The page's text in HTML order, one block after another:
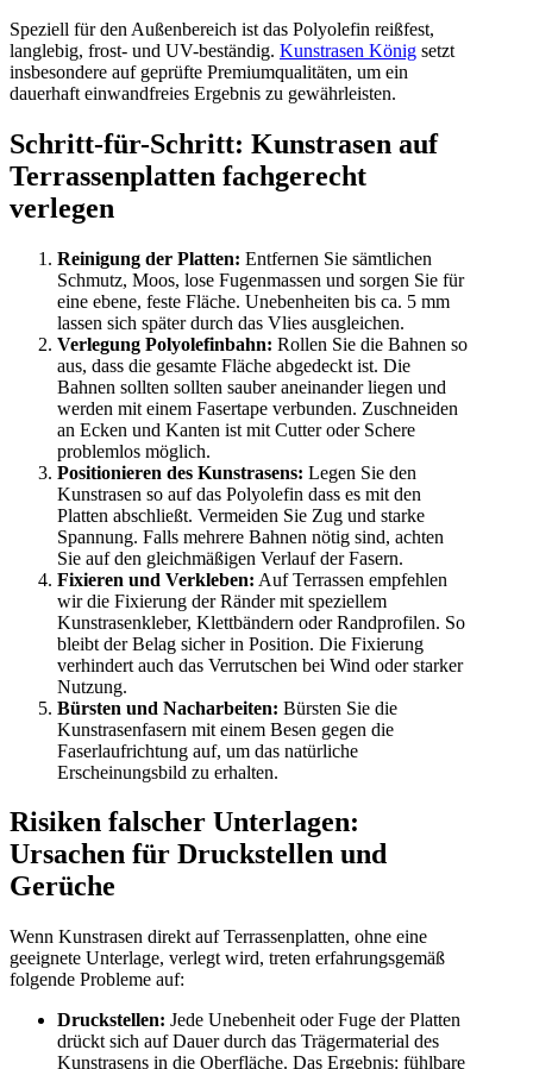
Speziell für den Außenbereich ist das Polyolefin reißfest,
langlebig, frost- und UV-beständig. Kunstrasen König setzt
insbesondere auf geprüfte Premiumqualitäten, um ein
dauerhaft einwandfreies Ergebnis zu gewährleisten.
Schritt-für-Schritt: Kunstrasen auf
Terrassenplatten fachgerecht
verlegen
Reinigung der Platten: Entfernen Sie sämtlichen
Schmutz, Moos, lose Fugenmassen und sorgen Sie für
eine ebene, feste Fläche. Unebenheiten bis ca. 5 mm
lassen sich später durch das Vlies ausgleichen.
Verlegung Polyolefinbahn: Rollen Sie die Bahnen so
aus, dass die gesamte Fläche abgedeckt ist. Die
Bahnen sollten sollten sauber aneinander liegen und
werden mit einem Fasertape verbunden. Zuschneiden
an Ecken und Kanten ist mit Cutter oder Schere
problemlos möglich.
Positionieren des Kunstrasens: Legen Sie den
Kunstrasen so auf das Polyolefin dass es mit den
Platten abschließt. Vermeiden Sie Zug und starke
Spannung. Falls mehrere Bahnen nötig sind, achten
Sie auf den gleichmäßigen Verlauf der Fasern.
Fixieren und Verkleben: Auf Terrassen empfehlen
wir die Fixierung der Ränder mit speziellem
Kunstrasenkleber, Klettbändern oder Randprofilen. So
bleibt der Belag sicher in Position. Die Fixierung
verhindert auch das Verrutschen bei Wind oder starker
Nutzung.
Bürsten und Nacharbeiten: Bürsten Sie die
Kunstrasenfasern mit einem Besen gegen die
Faserlaufrichtung auf, um das natürliche
Erscheinungsbild zu erhalten.
Risiken falscher Unterlagen:
Ursachen für Druckstellen und
Gerüche
Wenn Kunstrasen direkt auf Terrassenplatten, ohne eine
geeignete Unterlage, verlegt wird, treten erfahrungsgemäß
folgende Probleme auf:
Druckstellen: Jede Unebenheit oder Fuge der Platten
drückt sich auf Dauer durch das Trägermaterial des
Kunstrasens in die Oberfläche. Das Ergebnis: fühlbare